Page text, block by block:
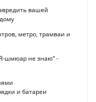
вашей
метро, трамваи и
шмюар не знаю“ -
и батареи